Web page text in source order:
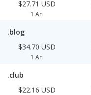
$27.71 USD
1 An
.blog
$34.70 USD
1 An
.club
$22.16 USD